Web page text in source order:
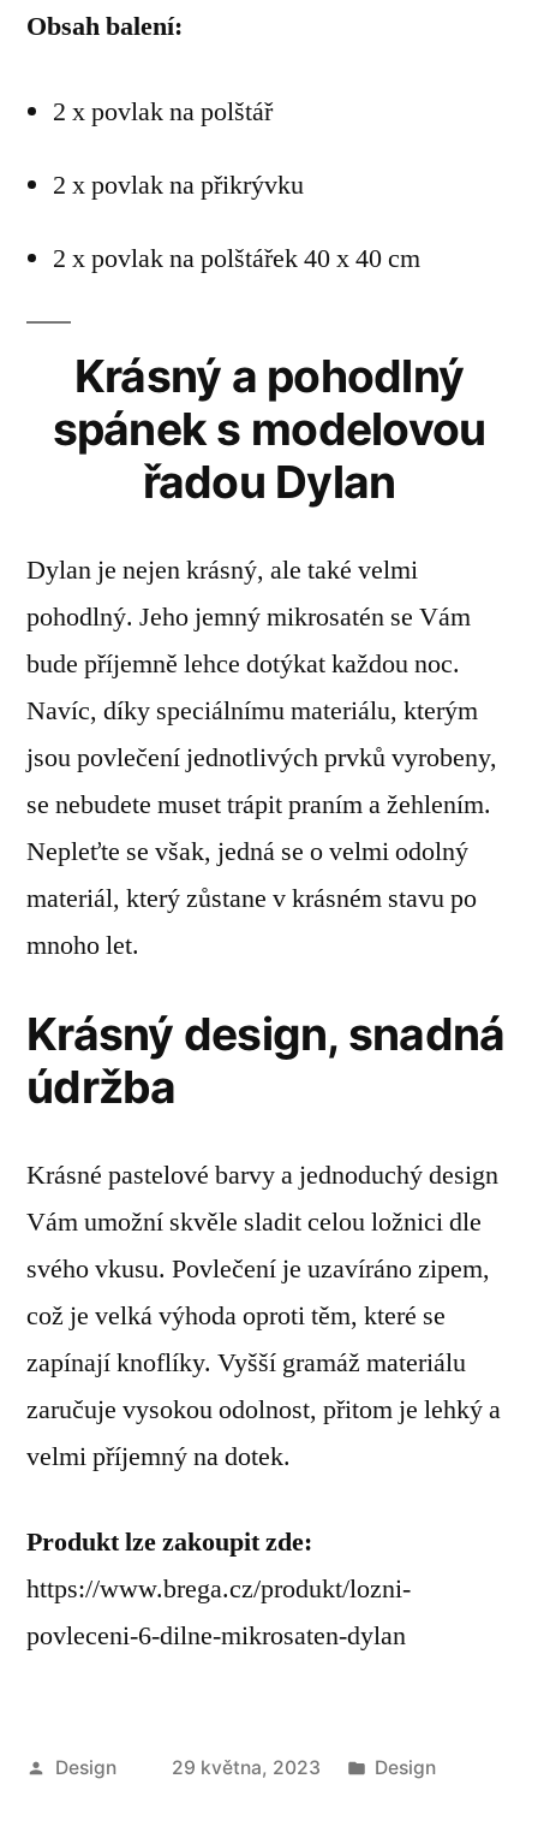
Obsah balení:
2 x povlak na polštář
2 x povlak na přikrývku
2 x povlak na polštářek 40 x 40 cm
Krásný a pohodlný
spánek s modelovou
řadou Dylan
Dylan je nejen krásný, ale také velmi
pohodlný. Jeho jemný mikrosatén se Vám
bude příjemně lehce dotýkat každou noc.
Navíc, díky speciálnímu materiálu, kterým
jsou povlečení jednotlivých prvků vyrobeny,
se nebudete muset trápit praním a žehlením.
Nepleťte se však, jedná se o velmi odolný
materiál, který zůstane v krásném stavu po
mnoho let.
Krásný design, snadná
údržba
Krásné pastelové barvy a jednoduchý design
Vám umožní skvěle sladit celou ložnici dle
svého vkusu. Povlečení je uzavíráno zipem,
což je velká výhoda oproti těm, které se
zapínají knoflíky. Vyšší gramáž materiálu
zaručuje vysokou odolnost, přitom je lehký a
velmi příjemný na dotek.
Produkt lze zakoupit zde:
https://www.brega.cz/produkt/lozni-
povleceni-6-dilne-mikrosaten-dylan
Autor
Design 29 května, 2023
Publikováno
Design